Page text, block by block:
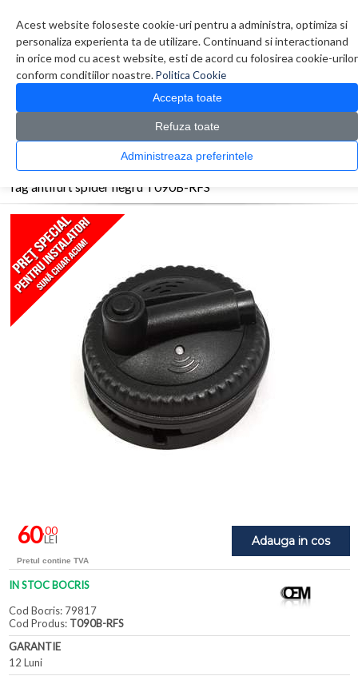
Acest website foloseste cookie-uri pentru a administra, optimiza si
personaliza experienta ta de utilizare. Continuand si interactionand
in orice mod cu acest website, esti de acord cu folosirea cookie-urilor
conform conditiilor noastre.Politica Cookie
Accepta toate
Refuza toate
Administreaza preferintele
0 produs(e)
CATALOG PRODUSE
Efractie - Alarma > Accesorii > Tag antifurt spider negru T090B-RFS
Tag antifurt spider negru T090B-RFS
Adauga in cos
60,00
LEI
Pretul contine TVA
IN STOC BOCRIS
Cod Bocris: 79817
Cod Produs: T090B-RFS
GARANTIE
12 Luni